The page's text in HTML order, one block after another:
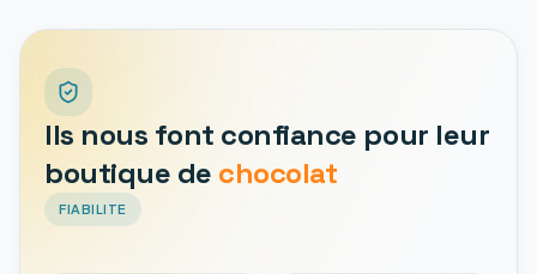
Ils nous font confiance pour leur
boutique de chocolat
FIABILITE